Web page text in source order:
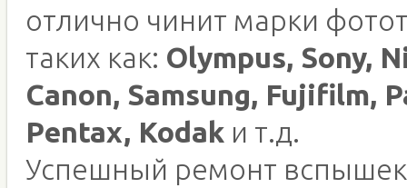
отлично чинит марки
таких как: Olympus, Sony,
Canon, Samsung, Fujifilm,
Pentax, Kodak и т.д.
Успешный ремонт